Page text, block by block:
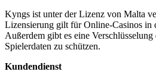
Kyngs ist unter der Lizenz von Malta
Lizensierung gilt für Online-Casinos in
Außerdem gibt es eine
Spielerdaten zu schützen.
Kundendienst